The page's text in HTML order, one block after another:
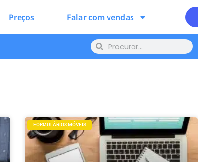
Preços Falar com vendas
FORMULÁRIOS MÓVEIS